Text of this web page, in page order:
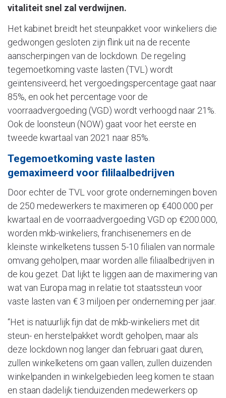
vitaliteit snel zal verdwijnen.
Het kabinet breidt het steunpakket voor winkeliers die
gedwongen gesloten zijn flink uit na de recente
aanscherpingen van de lockdown. De regeling
tegemoetkoming vaste lasten (TVL) wordt
geïntensiveerd; het vergoedingspercentage gaat naar
85%, en ook het percentage voor de
voorraadvergoeding (VGD) wordt verhoogd naar 21%.
Ook de loonsteun (NOW) gaat voor het eerste en
tweede kwartaal van 2021 naar 85%.
Tegemoetkoming vaste lasten
gemaximeerd voor fililaalbedrijven
Door echter de TVL voor grote ondernemingen boven
de 250 medewerkers te maximeren op €400.000 per
kwartaal en de voorraadvergoeding VGD op €200.000,
worden mkb-winkeliers, franchisenemers en de
kleinste winkelketens tussen 5-10 filialen van normale
omvang geholpen, maar worden alle filiaalbedrijven in
de kou gezet. Dat lijkt te liggen aan de maximering van
wat van Europa mag in relatie tot staatssteun voor
vaste lasten van € 3 miljoen per onderneming per jaar.
“Het is natuurlijk fijn dat de mkb-winkeliers met dit
steun- en herstelpakket wordt geholpen, maar als
deze lockdown nog langer dan februari gaat duren,
zullen winkelketens om gaan vallen, zullen duizenden
winkelpanden in winkelgebieden leeg komen te staan
en staan dadelijk tienduizenden medewerkers op